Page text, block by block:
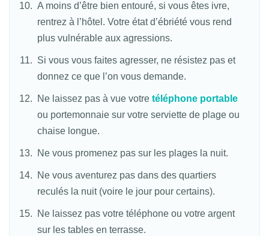
A moins d’être bien entouré, si vous êtes ivre,
rentrez à l’hôtel. Votre état d’ébriété vous rend
plus vulnérable aux agressions.
Si vous vous faites agresser, ne résistez pas et
donnez ce que l’on vous demande.
Ne laissez pas à vue votre téléphone portable
ou portemonnaie sur votre serviette de plage ou
chaise longue.
Ne vous promenez pas sur les plages la nuit.
Ne vous aventurez pas dans des quartiers
reculés la nuit (voire le jour pour certains).
Ne laissez pas votre téléphone ou votre argent
sur les tables en terrasse.